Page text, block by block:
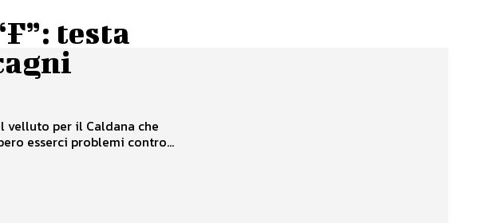
testa
velluto per il Caldana che
esserci problemi contro...